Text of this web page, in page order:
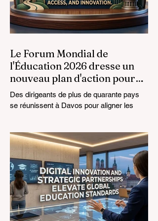
Le Forum Mondial de
l'Éducation 2026 dresse un
nouveau plan d'action pour
l'avenir de l'apprentissage
Des dirigeants de plus de quarante pays
se réunissent à Davos pour aligner les
l'intégration technologique et la croissance
inclusive. Le paysage de l'
#éducation_mondiale connaît actuellement
une transformation monumentale. Le 4
août 2026, des experts internationaux, des
décideurs politiques et des innovateurs en
#technologies_éducatives se sont réunis
au Centre des Congrès de Davos pour